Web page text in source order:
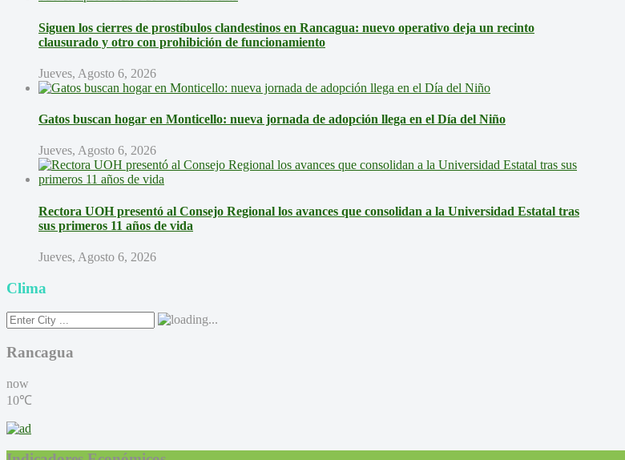
Siguen los cierres de prostíbulos clandestinos en Rancagua: nuevo operativo deja un recinto
clausurado y otro con prohibición de funcionamiento
Jueves, Agosto 6, 2026
Gatos buscan hogar en Monticello: nueva jornada de adopción llega en el Día del Niño
Jueves, Agosto 6, 2026
Rectora UOH presentó al Consejo Regional los avances que consolidan a la Universidad Estatal tras
sus primeros 11 años de vida
Jueves, Agosto 6, 2026
Clima
Rancagua
now
10℃